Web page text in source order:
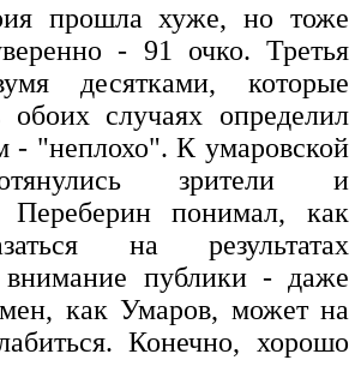
прошла хуже, но тоже
- 91 очко. Третья
десятками, которые
случаях определил
- "неплохо". К умаровской
зрители и
Переберин понимал, как
на результатах
публики - даже
как Умаров, может на
Конечно, хорошо